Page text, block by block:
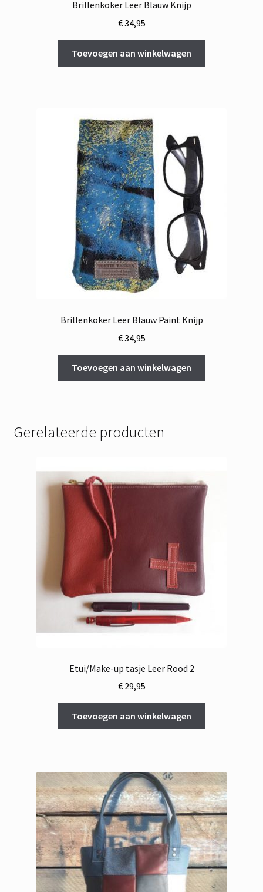
Brillenkoker Leer Blauw Knijp
€34,95
Toevoegen aan winkelwagen
Brillenkoker Leer Blauw Paint Knijp
€34,95
Toevoegen aan winkelwagen
Gerelateerde producten
Etui/Make-up tasje Leer Rood 2
€29,95
Toevoegen aan winkelwagen